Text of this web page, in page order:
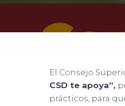
El Consejo
CSD te apoya”,
prácticos, para